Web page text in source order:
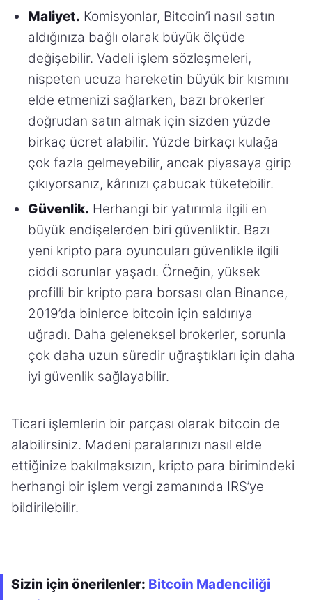
Maliyet. Komisyonlar, Bitcoin’i nasıl satın
aldığınıza bağlı olarak büyük ölçüde
değişebilir. Vadeli işlem sözleşmeleri,
nispeten ucuza hareketin büyük bir kısmını
elde etmenizi sağlarken, bazı brokerler
doğrudan satın almak için sizden yüzde
birkaç ücret alabilir. Yüzde birkaçı kulağa
çok fazla gelmeyebilir, ancak piyasaya girip
çıkıyorsanız, kârınızı çabucak tüketebilir.
Güvenlik. Herhangi bir yatırımla ilgili en
büyük endişelerden biri güvenliktir. Bazı
yeni kripto para oyuncuları güvenlikle ilgili
ciddi sorunlar yaşadı. Örneğin, yüksek
profilli bir kripto para borsası olan Binance,
2019’da binlerce bitcoin için saldırıya
uğradı. Daha geleneksel brokerler, sorunla
çok daha uzun süredir uğraştıkları için daha
iyi güvenlik sağlayabilir.
Ticari işlemlerin bir parçası olarak bitcoin de
alabilirsiniz. Madeni paralarınızı nasıl elde
ettiğinize bakılmaksızın, kripto para birimindeki
herhangi bir işlem vergi zamanında IRS’ye
bildirilebilir.
Sizin için önerilenler: Bitcoin Madenciliği